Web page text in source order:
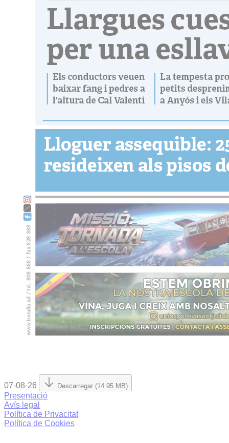
07-08-26 Descarregar (14.95 MB)
Presentació
Avís legal
Política de Privacitat
Política de Cookies